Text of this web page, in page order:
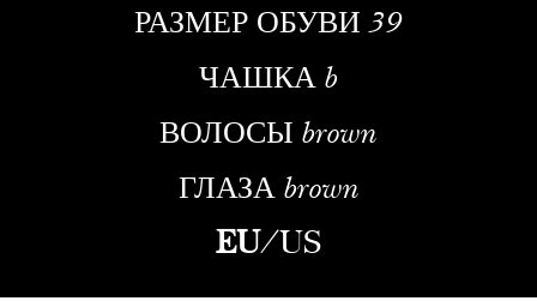
РАЗМЕР ОБУВИ 39
ЧАШКА b
ВОЛОСЫ brown
ГЛАЗА brown
EU/US